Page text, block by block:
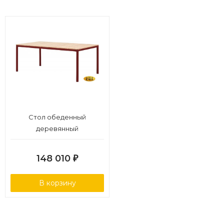
Стол обеденный
деревянный
148 010 ₽
В корзину